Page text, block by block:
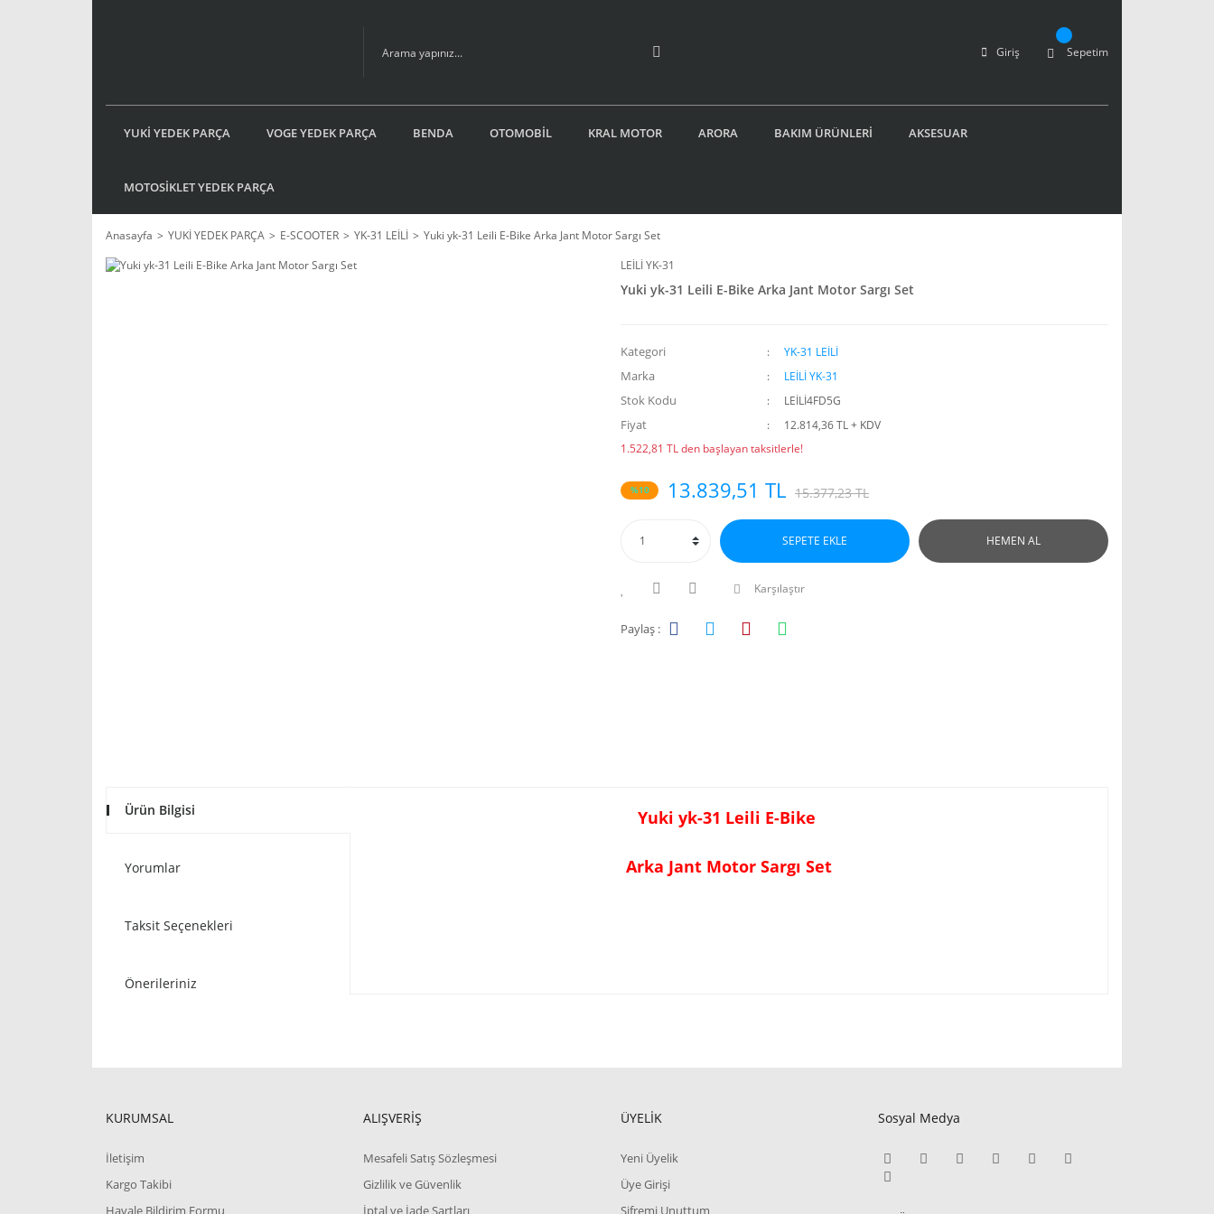
Giriş Sepetim
YUKİ YEDEK PARÇA VOGE YEDEK PARÇA BENDA OTOMOBİL KRAL MOTOR ARORA BAKIM ÜRÜNLERİ AKSESUAR
MOTOSİKLET YEDEK PARÇA
Anasayfa YUKİ YEDEK PARÇA E-SCOOTER YK-31 LEİLİ
Yuki yk-31 Leili E-Bike Arka Jant Motor Sargı Set
LEİLİ YK-31
Yuki yk-31 Leili E-Bike Arka Jant Motor Sargı Set
Kategori YK-31 LEİLİ
Marka LEİLİ YK-31
Stok Kodu LEİLİ4FD5G
Fiyat
12.814,36 TL + KDV
1.522,81 TL den başlayan taksitlerle!
%10 13.839,51 TL 15.377,23 TL
SEPETE EKLE HEMEN AL
Karşılaştır
Paylaş :
Ürün Bilgisi
Yorumlar
Taksit Seçenekleri
Önerileriniz
Yuki yk-31 Leili E-Bike
Arka Jant Motor Sargı Set
KURUMSAL
İletişim
Kargo Takibi
Havale Bildirim Formu
ALIŞVERİŞ
Mesafeli Satış Sözleşmesi
Gizlilik ve Güvenlik
İptal ve İade Şartları
ÜYELİK
Yeni Üyelik
Üye Girişi
Şifremi Unuttum
Sosyal Medya